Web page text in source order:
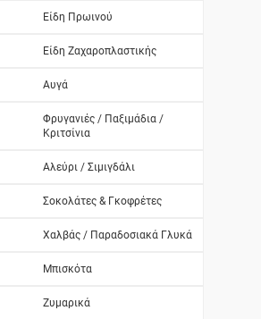
Είδη Πρωινού
Είδη Ζαχαροπλαστικής
Αυγά
Φρυγανιές / Παξιμάδια /
Κριτσίνια
Αλεύρι / Σιμιγδάλι
Σοκολάτες & Γκοφρέτες
Χαλβάς / Παραδοσιακά Γλυκά
Μπισκότα
Ζυμαρικά